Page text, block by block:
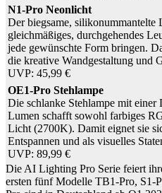
N1-Pro Neonlicht
Der biegsame, silikonummantelte
gleichmäßiges, durchgehendes
jede gewünschte Form bringen.
die kreative Wandgestaltung und
UVP: 45,99 €
OE1-Pro Stehlampe
Die schlanke Stehlampe mit
Lumen schafft sowohl farbiges
Licht (2700K). Damit eignet sie
Entspannen und als visuelles
UVP: 89,99 €
Die AI Lighting Pro Serie feiert
ersten fünf Modelle TB1-Pro, S1-